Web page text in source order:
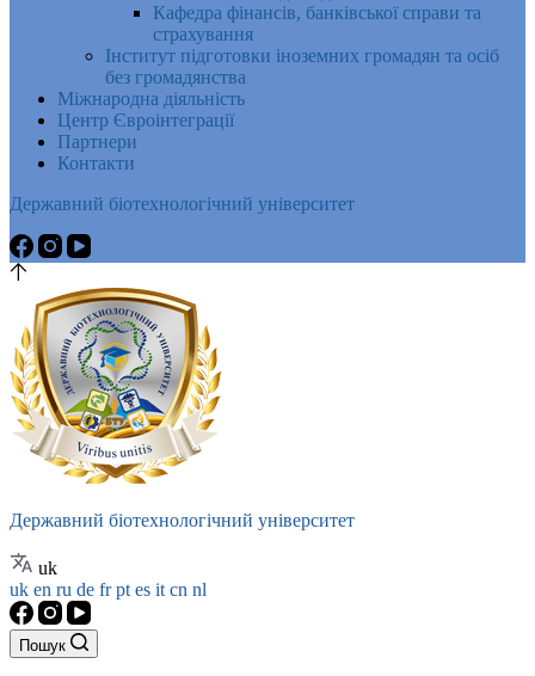
Кафедра фінансів, банківської справи та
страхування
Інститут підготовки іноземних громадян та осіб
без громадянства
Міжнародна діяльність
Центр Євроінтеграції
Партнери
Контакти
Державний біотехнологічний університет
Державний біотехнологічний університет
uk
uk en ru de frpt es it cn nl
Пошук